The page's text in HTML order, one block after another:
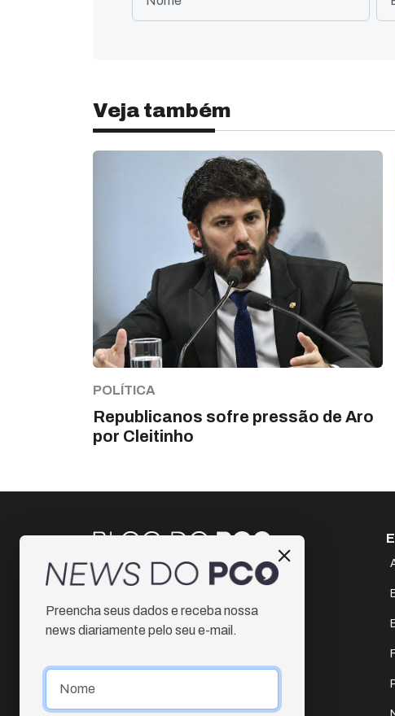
Veja também
POLÍTICA
Republicanos sofre pressão de Aro
por Cleitinho
Instagram
Facebook
Preencha seus dados e receba nossa
news diariamente pelo seu e-mail.